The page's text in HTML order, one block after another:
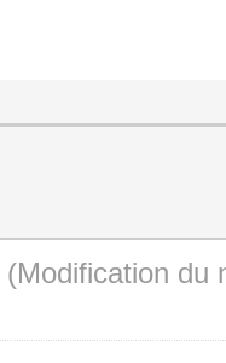
(Modification du